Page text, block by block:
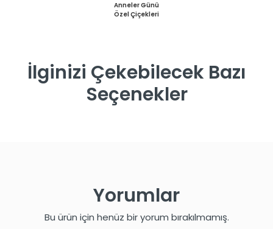
Anneler Günü
Özel Çiçekleri
İlginizi Çekebilecek Bazı
Seçenekler
Yorumlar
Bu ürün için henüz bir yorum bırakılmamış.